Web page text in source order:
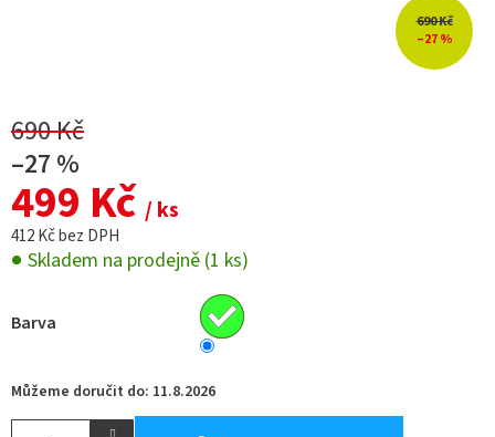
690 Kč
–27 %
690 Kč
–27 %
499 Kč / ks
412 Kč bez DPH
Skladem na prodejně (1 ks)
Barva
Můžeme doručit do: 11.8.2026